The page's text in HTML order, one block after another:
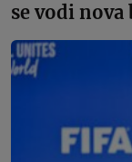
se vodi